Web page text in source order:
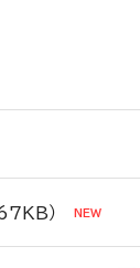
）